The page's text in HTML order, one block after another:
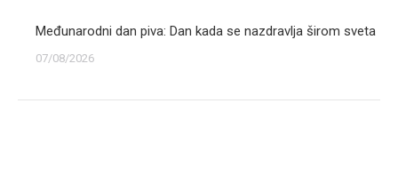
Međunarodni dan piva: Dan kada se nazdravlja širom sveta
07/08/2026